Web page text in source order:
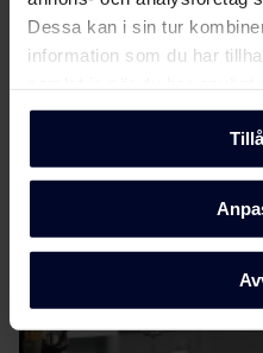
Dessa kan i sin tur
information som du har
Produktbild
Ladda ner alla (4)
Om